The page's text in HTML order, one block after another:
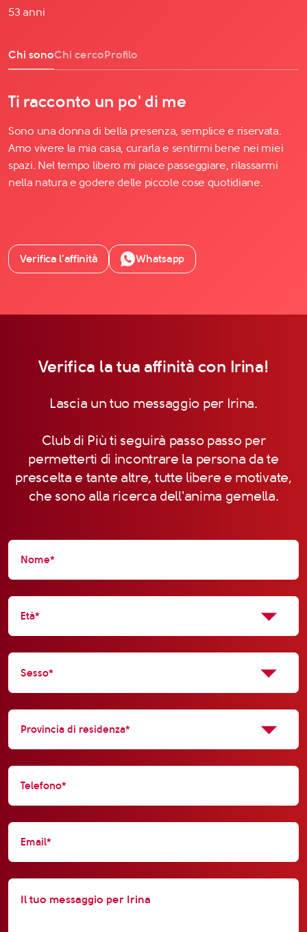
53 anni
Chi sonoChi cercoProfilo
Ti racconto un po' di me
Sono una donna di bella presenza, semplice e riservata.
Amo vivere la mia casa, curarla e sentirmi bene nei miei
spazi. Nel tempo libero mi piace passeggiare, rilassarmi
nella natura e godere delle piccole cose quotidiane.
Verifica l’affinità Whatsapp
Verifica la tua affinità con Irina!
Lascia un tuo messaggio per Irina.
Club di Più ti seguirà passo passo per
permetterti di incontrare la persona da te
prescelta e tante altre, tutte libere e motivate,
che sono alla ricerca dell'anima gemella.